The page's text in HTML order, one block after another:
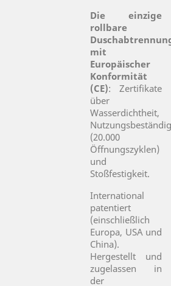
Die einzige
rollbare
mit
Europäischer
Konformität
(CE): Zertifikate
über
Wasserdichtheit,
(20.000
Öffnungszyklen)
und
Stoßfestigkeit.
International
patentiert
(einschließlich
Europa, USA und
China).
Hergestellt und
zugelassen in
der